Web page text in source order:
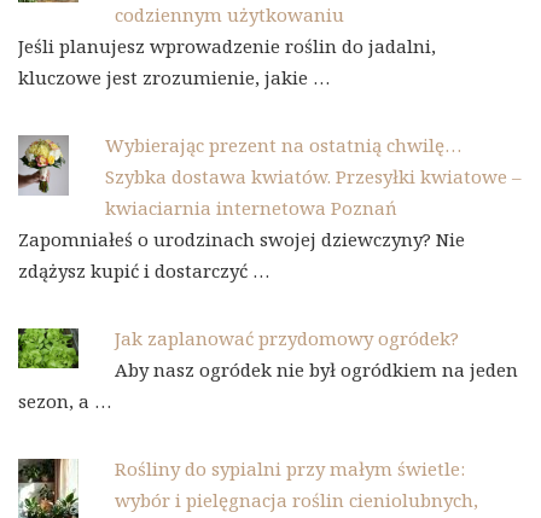
codziennym użytkowaniu
Jeśli planujesz wprowadzenie roślin do jadalni,
kluczowe jest zrozumienie, jakie …
Wybierając prezent na ostatnią chwilę…
Szybka dostawa kwiatów. Przesyłki kwiatowe –
kwiaciarnia internetowa Poznań
Zapomniałeś o urodzinach swojej dziewczyny? Nie
zdążysz kupić i dostarczyć …
Jak zaplanować przydomowy ogródek?
Aby nasz ogródek nie był ogródkiem na jeden
sezon, a …
Rośliny do sypialni przy małym świetle:
wybór i pielęgnacja roślin cieniolubnych,